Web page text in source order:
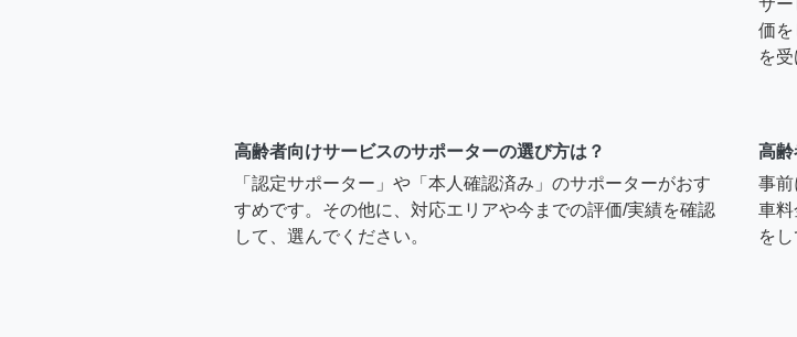
サ
価
を
高齢者向けサービスのサポーターの選び方は？
「認定サポーター」や「本人確認済み」のサポーターがおす
すめです。その他に、対応エリアや今までの評価/実績を確認
して、選んでください。
高齢
事
車
を